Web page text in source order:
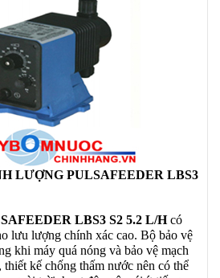
LƯỢNG PULSAFEEDER LBS3
LBS3 S2 5.2 L/Hcó
lưu lượng chính xác cao. Bộ bảo vệ
khi máy quá nóng và bảo vệ mạch
thiết kế chống thấm nước nên có thể